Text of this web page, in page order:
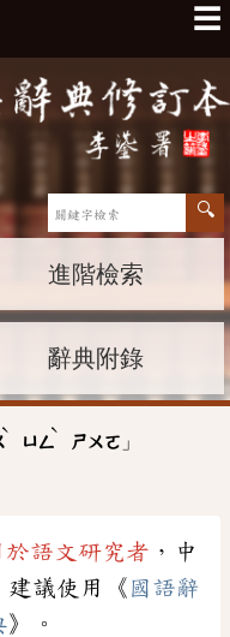
☰
進階檢索
辭典附錄
ˋ
ㄩㄥ
ˋ
ㄕㄨㄛ 」
於語文研究者 ，中
建議使用《 國語辭
》。